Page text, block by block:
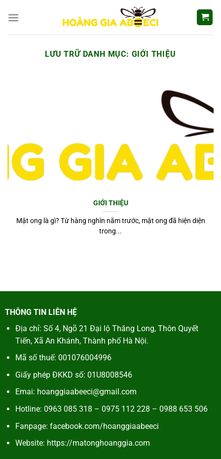
đến
LƯU TRỮ DANH MỤC: GIỚI THIỆU
GIỚI THIỆU
Mật ong là gì? Từ hàng nghìn năm trước, mật ong đã hiện diện
trong...
THÔNG TIN LIÊN HỆ
Địa chỉ: Số 4, Ngõ 21 Đại lộ Thăng Long, Thôn Quyết
Tiến, Xã An Khánh, Thành phố Hà Nội.
Mã số thuế: 001076004996
Giấy phép ĐKKD số: 01U8008546
Emai: hoanggiaabeeci@gmail.com
Hotline: 0963 085 318 – 0975 112 228 – 0988 653 506
Fanpage: facebook.com/hoanggiaabeeci
Website: https://matonghoanggia.com